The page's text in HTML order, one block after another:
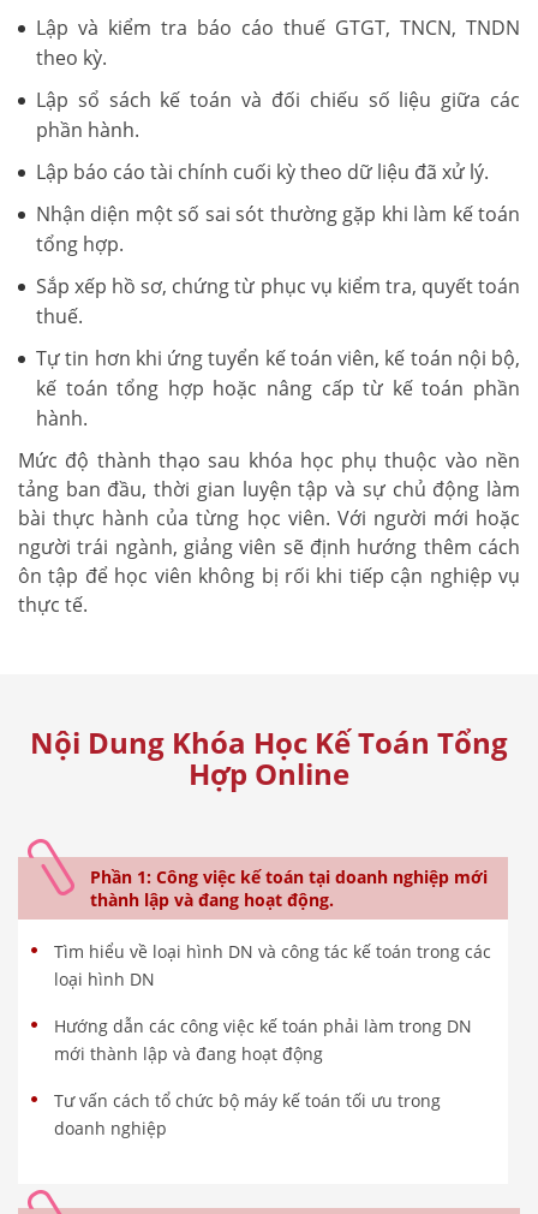
Lập và kiểm tra báo cáo thuế GTGT, TNCN, TNDN
theo kỳ.
Lập sổ sách kế toán và đối chiếu số liệu giữa các
phần hành.
Lập báo cáo tài chính cuối kỳ theo dữ liệu đã xử lý.
Nhận diện một số sai sót thường gặp khi làm kế toán
tổng hợp.
Sắp xếp hồ sơ, chứng từ phục vụ kiểm tra, quyết toán
thuế.
Tự tin hơn khi ứng tuyển kế toán viên, kế toán nội bộ,
kế toán tổng hợp hoặc nâng cấp từ kế toán phần
hành.
Mức độ thành thạo sau khóa học phụ thuộc vào nền
tảng ban đầu, thời gian luyện tập và sự chủ động làm
bài thực hành của từng học viên. Với người mới hoặc
người trái ngành, giảng viên sẽ định hướng thêm cách
ôn tập để học viên không bị rối khi tiếp cận nghiệp vụ
thực tế.
Nội Dung Khóa Học Kế Toán Tổng
Hợp Online
Phần 1: Công việc kế toán tại doanh nghiệp mới
thành lập và đang hoạt động.
Tìm hiểu về loại hình DN và công tác kế toán trong các
loại hình DN
Hướng dẫn các công việc kế toán phải làm trong DN
mới thành lập và đang hoạt động
Tư vấn cách tổ chức bộ máy kế toán tối ưu trong
doanh nghiệp